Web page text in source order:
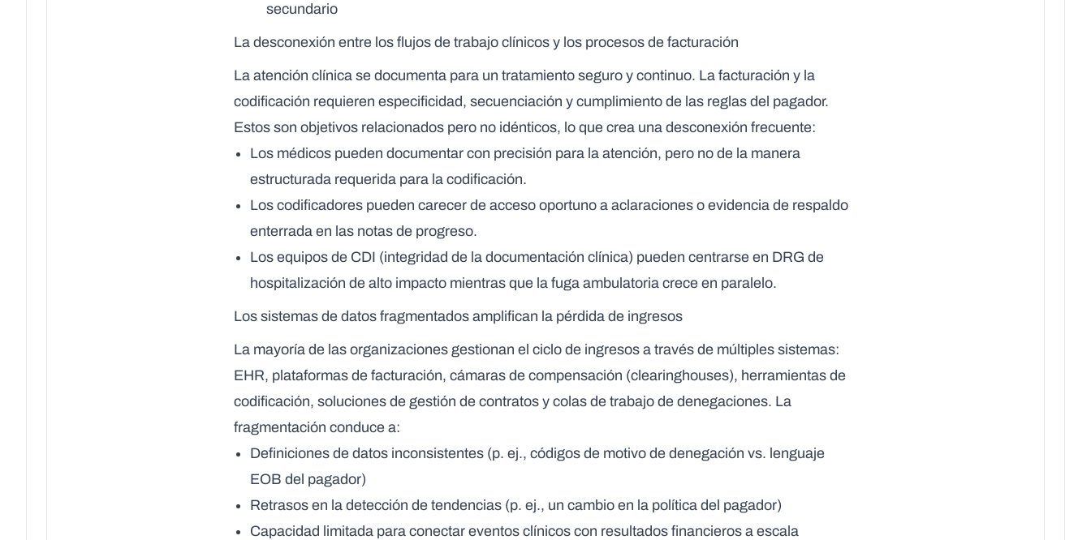
secundario
La desconexión entre los flujos de trabajo clínicos y los procesos de facturación
La atención clínica se documenta para un tratamiento seguro y continuo. La facturación y la
codificación requieren especificidad, secuenciación y cumplimiento de las reglas del pagador.
Estos son objetivos relacionados pero no idénticos, lo que crea una desconexión frecuente:
Los médicos pueden documentar con precisión para la atención, pero no de la manera
estructurada requerida para la codificación.
Los codificadores pueden carecer de acceso oportuno a aclaraciones o evidencia de respaldo
enterrada en las notas de progreso.
Los equipos de CDI (integridad de la documentación clínica) pueden centrarse en DRG de
hospitalización de alto impacto mientras que la fuga ambulatoria crece en paralelo.
Los sistemas de datos fragmentados amplifican la pérdida de ingresos
La mayoría de las organizaciones gestionan el ciclo de ingresos a través de múltiples sistemas:
EHR, plataformas de facturación, cámaras de compensación (clearinghouses), herramientas de
codificación, soluciones de gestión de contratos y colas de trabajo de denegaciones. La
fragmentación conduce a:
Definiciones de datos inconsistentes (p. ej., códigos de motivo de denegación vs. lenguaje
EOB del pagador)
Retrasos en la detección de tendencias (p. ej., un cambio en la política del pagador)
Capacidad limitada para conectar eventos clínicos con resultados financieros a escala